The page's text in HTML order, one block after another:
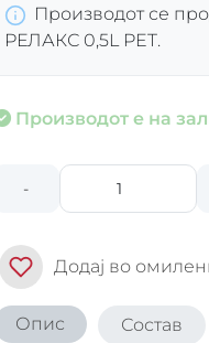
Производот се
РЕЛАКС 0,5L PET.
Производот е на
-
Додај во
Опис Состав